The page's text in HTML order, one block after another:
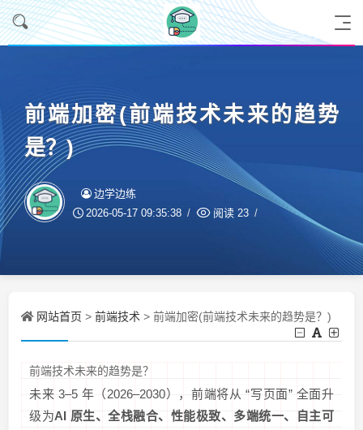
前端加密(前端技术未来的趋势
是？)
边学边练
2026-05-17 09:35:38 阅读 23
网站首页 > 前端技术 > 前端加密(前端技术未来的趋势是？)
前端技术未来的趋势是？
未来 3–5 年（2026–2030），前端将从 “写页面” 全面升
级为AI 原生、全栈融合、性能极致、多端统一、自主可